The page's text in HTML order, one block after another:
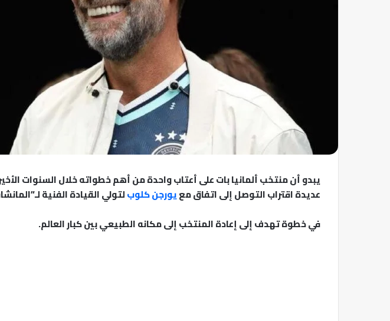
يبدو أن منتخب ألمانيا بات على أعتاب واحدة من أهم خطواته خلال السنوات
عديدة اقتراب التوصل إلى اتفاق معيورجن كلوبلتولي القيادة الفنية
في خطوة تهدف إلى إعادة المنتخب إلى مكانه الطبيعي بين كبار العالم.